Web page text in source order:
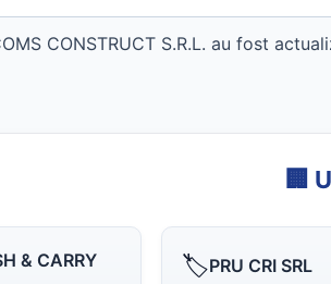
CONSTRUCT S.R.L. au fost
🏢
& CARRY
🏷️PRU CRI SRL